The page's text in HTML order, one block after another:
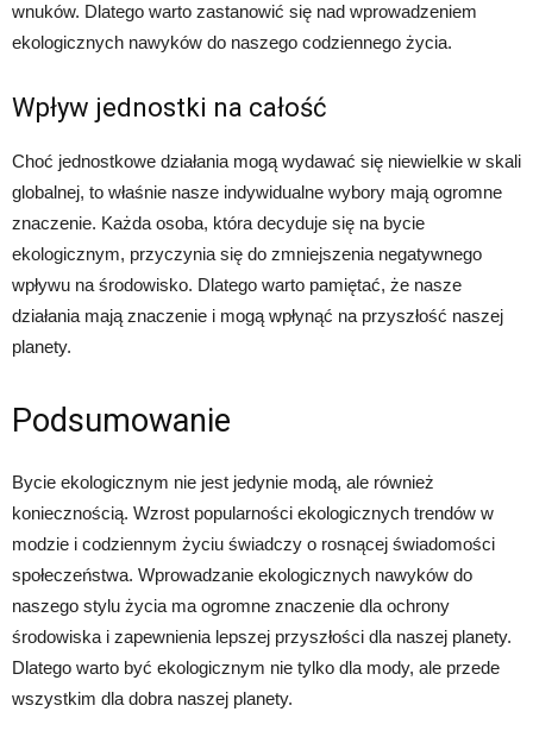
wnuków. Dlatego warto zastanowić się nad wprowadzeniem
ekologicznych nawyków do naszego codziennego życia.
Wpływ jednostki na całość
Choć jednostkowe działania mogą wydawać się niewielkie w skali
globalnej, to właśnie nasze indywidualne wybory mają ogromne
znaczenie. Każda osoba, która decyduje się na bycie
ekologicznym, przyczynia się do zmniejszenia negatywnego
wpływu na środowisko. Dlatego warto pamiętać, że nasze
działania mają znaczenie i mogą wpłynąć na przyszłość naszej
planety.
Podsumowanie
Bycie ekologicznym nie jest jedynie modą, ale również
koniecznością. Wzrost popularności ekologicznych trendów w
modzie i codziennym życiu świadczy o rosnącej świadomości
społeczeństwa. Wprowadzanie ekologicznych nawyków do
naszego stylu życia ma ogromne znaczenie dla ochrony
środowiska i zapewnienia lepszej przyszłości dla naszej planety.
Dlatego warto być ekologicznym nie tylko dla mody, ale przede
wszystkim dla dobra naszej planety.